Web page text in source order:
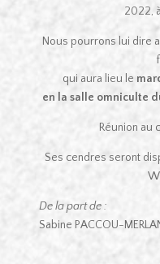
2022,
Nous pourrons lui dire
qui aura lieu le
en la salle omniculte
Réunion au
Ses cendres seront
De la part de :
Sabine PACCOU-